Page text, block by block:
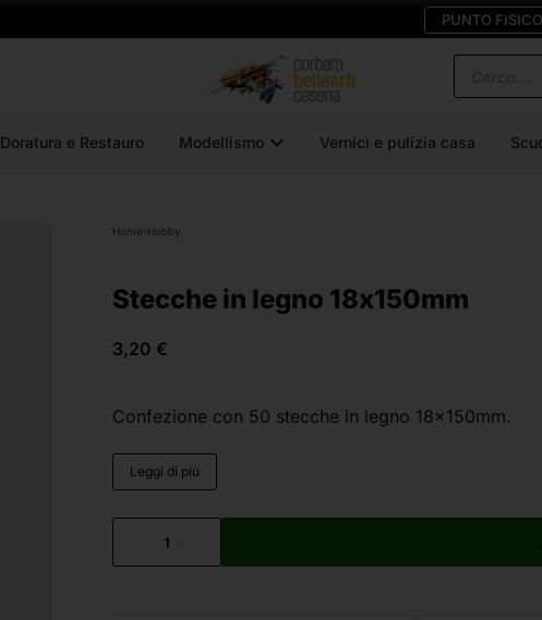
PUNTO FISICO
Doratura e Restauro Modellismo Vernici e pulizia casa
Home›Hobby
Stecche in legno 18x150mm
3,20 €
Confezione con 50 stecche in legno 18x150mm.
Leggi di più